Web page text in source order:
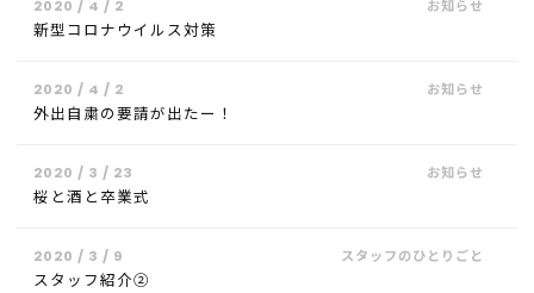
2020 / 4 / 2
新型コロナウイルス対策
2020 / 4 / 2
外出自粛の要請が出たー！
2020 / 3 / 23
桜と酒と卒業式
2020 / 3 / 9
スタッフ紹介②